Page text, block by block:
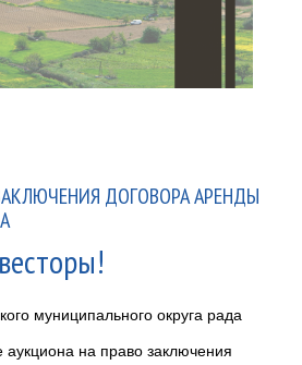
ДОГОВОРА АРЕНДЫ
муниципального округа рада
аукциона на право заключения